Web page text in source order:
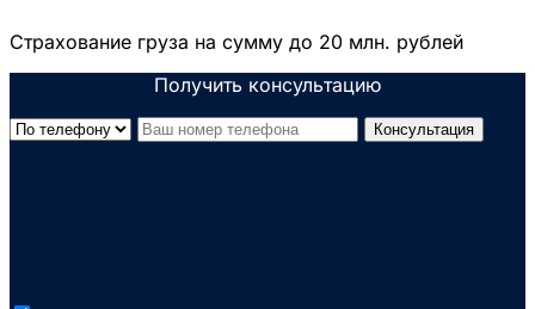
Страхование груза на сумму до 20 млн. рублей
Получить консультацию
Консультация